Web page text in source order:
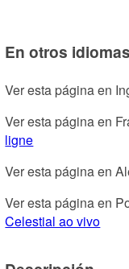
En otros idiomas
Ver esta página en
Ver esta página en
ligne
Ver esta página en
Ver esta página en
Celestial ao vivo